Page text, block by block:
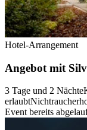
Hotel-Arrangement
Angebot mit
3 Tage und 2 Nächte
erlaubt
Event bereits